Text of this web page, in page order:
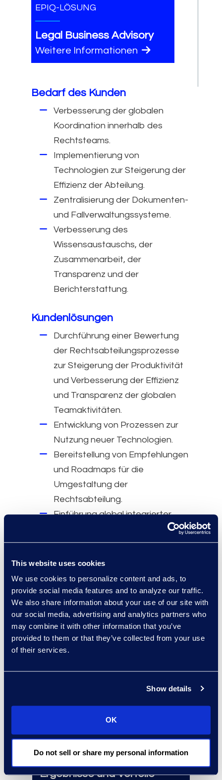
This website uses cookies
We use cookies to personalize content and ads, to
provide social media features and to analyze our traffic.
We also share information about your use of our site with
our social media, advertising and analytics partners who
may combine it with other information that you’ve
provided to them or that they’ve collected from your use
of their services.
Show details
OK
Do not sell or share my personal information
EPIQ-LÖSUNG
Legal Business Advisory
Weitere Informationen
Bedarf des Kunden
Verbesserung der globalen
Koordination innerhalb des
Rechtsteams.
Implementierung von
Technologien zur Steigerung der
Effizienz der Abteilung.
Zentralisierung der Dokumenten-
und Fallverwaltungssysteme.
Verbesserung des
Wissensaustauschs, der
Zusammenarbeit, der
Transparenz und der
Berichterstattung.
Kundenlösungen
Durchführung einer Bewertung
der Rechtsabteilungsprozesse
zur Steigerung der Produktivität
und Verbesserung der Effizienz
und Transparenz der globalen
Teamaktivitäten.
Entwicklung von Prozessen zur
Nutzung neuer Technologien.
Bereitstellung von Empfehlungen
und Roadmaps für die
Umgestaltung der
Rechtsabteilung.
Einführung global integrierter
Dokumenten- (iManage) und
Fallmanagementsysteme (Litify)
innerhalb von 13 Monaten zur
Rechtsabteilungsprozesse.
Gründe für Epiq
Nutzen Sie die Erfahrungen aus
300 Beratungsprojekten.
Datenmigrationen und
Implementierungen.
Ergebnisse und Vorteile